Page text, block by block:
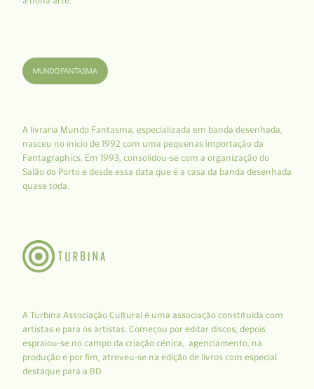
A livraria Mundo Fantasma, especializada em banda desenhada,
nasceu no início de 1992 com uma pequenas importação da
Fantagraphics. Em 1993, consolidou-se com a organização do
Salão do Porto e desde essa data que é a casa da banda desenhada
quase toda.
A Turbina Associação Cultural é uma associação constituída com
artistas e para os artistas. Começou por editar discos, depois
espraiou-se no campo da criação cénica, agenciamento, na
produção e por fim, atreveu-se na edição de livros com especial
destaque para a BD.